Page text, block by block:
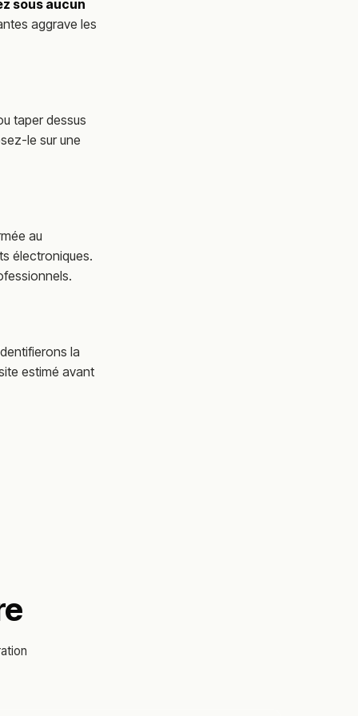
sous aucun
aggrave les
taper dessus
le sur une
au
électroniques.
la
estimé avant